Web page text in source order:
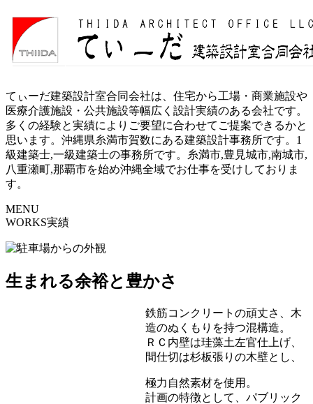
てぃーだ建築設計室合同会社は、住宅から工場・商業施設や
医療介護施設・公共施設等幅広く設計実績のある会社です。
多くの経験と実績によりご要望に合わせてご提案できるかと
思います。沖縄県糸満市賀数にある建築設計事務所です。1
級建築士,一級建築士の事務所です。糸満市,豊見城市,南城市,
八重瀬町,那覇市を始め沖縄全域でお仕事を受けしておりま
す。
MENU
WORKS実績
生まれる余裕と豊かさ
鉄筋コンクリートの頑丈さ、木
造のぬくもりを持つ混構造。
ＲＣ内壁は珪藻土左官仕上げ、
間仕切は杉板張りの木壁とし、
極力自然素材を使用。
計画の特徴として、パブリック